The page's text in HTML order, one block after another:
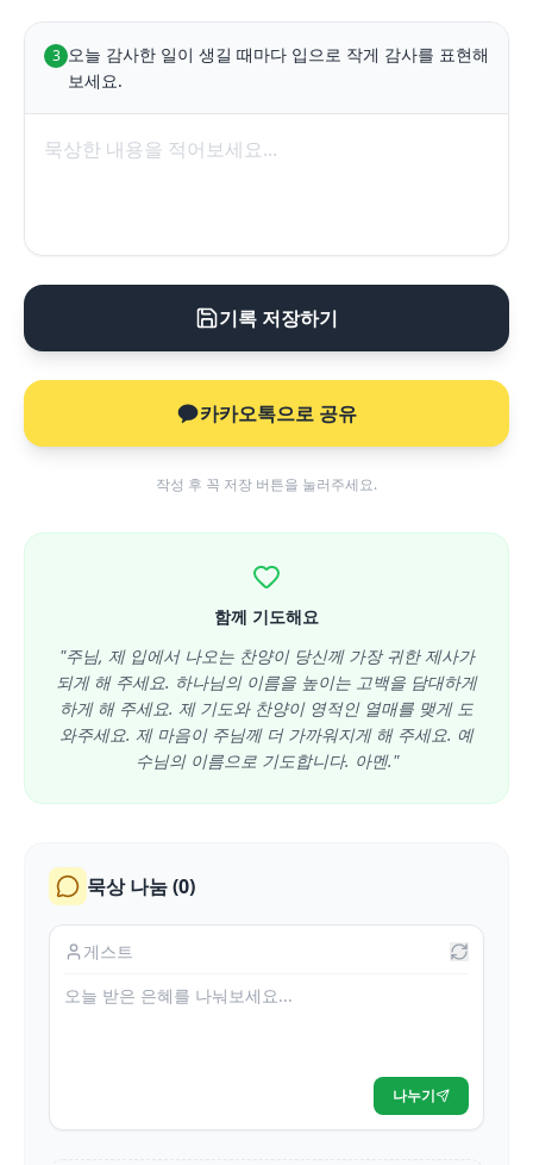
3 오늘 감사한 일이 생길 때마다 입으로 작게 감사를 표현해
보세요.
기록 저장하기
카카오톡으로 공유
작성 후 꼭 저장 버튼을 눌러주세요.
함께 기도해요
"주님, 제 입에서 나오는 찬양이 당신께 가장 귀한 제사가
되게 해 주세요. 하나님의 이름을 높이는 고백을 담대하게
하게 해 주세요. 제 기도와 찬양이 영적인 열매를 맺게 도
와주세요. 제 마음이 주님께 더 가까워지게 해 주세요. 예
수님의 이름으로 기도합니다. 아멘."
묵상 나눔 (0)
나누기